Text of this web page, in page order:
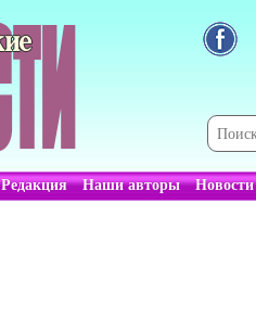
Редакция Наши авторы Новости